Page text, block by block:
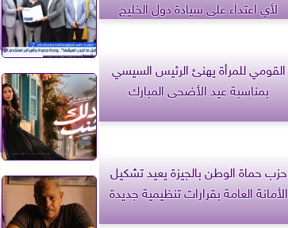
لأي اعتداء على سيادة دول الخليج
القومي للمرأة يهنئ الرئيس السيسي
بمناسبة عيد الأضحى المبارك
حزب حماة الوطن بالجيزة يعيد تشكيل
الأمانة العامة بقرارات تنظيمية جديدة